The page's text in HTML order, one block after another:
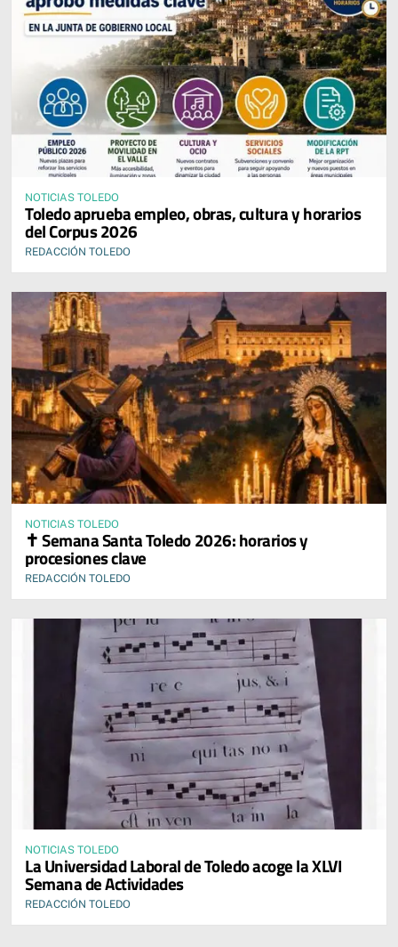
NOTICIAS TOLEDO
Toledo aprueba empleo, obras, cultura y horarios
del Corpus 2026
REDACCIÓN TOLEDO
NOTICIAS TOLEDO
✝️ Semana Santa Toledo 2026: horarios y
procesiones clave
REDACCIÓN TOLEDO
NOTICIAS TOLEDO
La Universidad Laboral de Toledo acoge la XLVI
Semana de Actividades
REDACCIÓN TOLEDO